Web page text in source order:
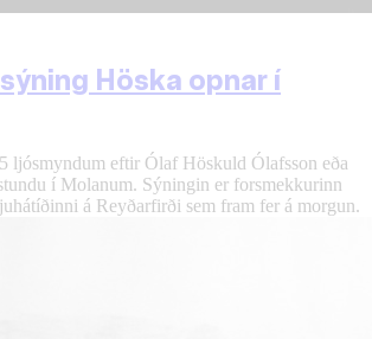
Höska opnar í
ljósmyndum eftir Ólaf Höskuld Ólafsson eða
í Molanum. Sýningin er forsmekkurinn
á Reyðarfirði sem fram fer á morgun.